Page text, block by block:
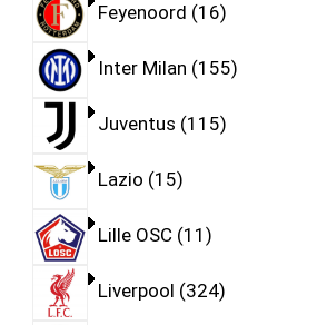
Feyenoord 16
Inter Milan 155
Juventus 115
Lazio 15
Lille OSC 11
Liverpool 324